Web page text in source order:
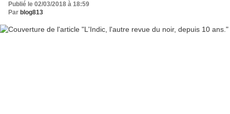
Publié le 02/03/2018 à 18:59
Par blog813